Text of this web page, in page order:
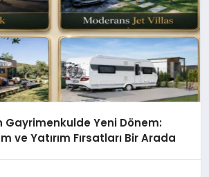
Gayrimenkulde Yeni Dönem:
ve Yatırım Fırsatları Bir Arada